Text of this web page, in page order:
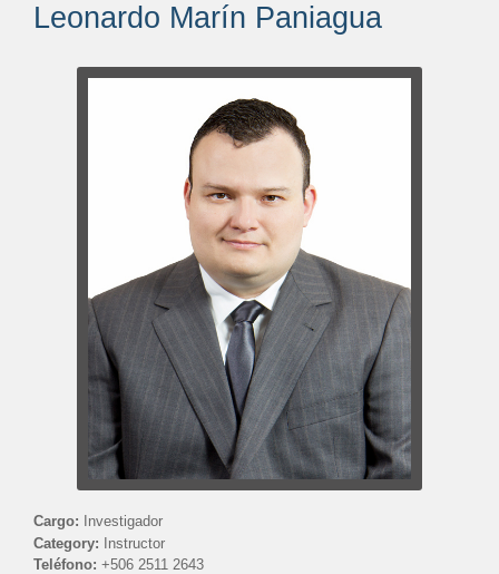
Leonardo Marín Paniagua
Cargo:
Investigador
Category: Instructor
Teléfono: +506 2511 2643